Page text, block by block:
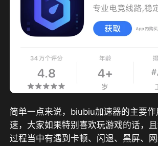
简单一点来说，biubiu加速器的主要
速，大家如果特别喜欢玩游戏的话，
过程当中有遇到卡顿、闪退、黑屏、